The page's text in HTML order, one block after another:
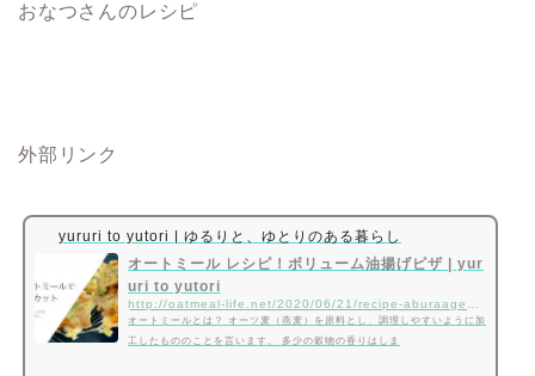
おなつさんのレシピ
外部リンク
yururi to yutori | ゆるりと、ゆとりのある暮らし
オートミール レシピ！ボリューム油揚げピザ | yur
uri to yutori
オートミールとは？ オーツ麦（燕麦）を原料とし、調理しやすいように加
工したもののことを言います。 多少の穀物の香りはしま